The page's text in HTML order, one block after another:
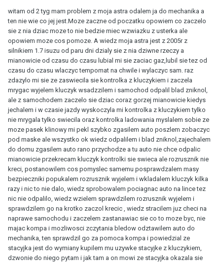
witam od 2 tyg mam problem z moja astra odalem ja do mechanika a
ten nie wie co jej jest.Moze zaczne od poczatku opowiem co zaczelo
sie z nia dziac moze to nie bedzie miec wzwiazku z usterka ale
opowiem moze cos pomoze. A wiedz moja astra jest z 2005r z
silnikiem 1.7 isuzu od paru dni dzialy sie z nia dziwne rzeczy a
mianowicie od czasu do czasu lubial mi sie zaciac gaz,lubil sie tez od
czasu do czasu wlaczyc tempomat na chwile i wylaczyc sam. raz
zdazylo mi sie ze zaswiecila sie kontrolka z kluczykiem i zaczela
mrygac wyjelem kluczyk wsadzzilem i samochod odpalil blad zniknol,
ale z samochodem zaczelo sie dziac coraz gorzej mianowicie kiedys
jechalem i w czasie jazdy wyskoczyla mi kontrolka z kluczykiem tylko
nie mrygala tylko swiecila oraz kontrolka ladowania myslalem sobie ze
moze pasek klinowy mi pekl szybko zgasilem auto poszlem zobaczyc
pod maske ale wszystko ok wiedz odpalilem i blad zniknol,zajechalem
do domu zgasilem auto rano przychodze a tu auto nie chce odpalic
mianowicie przekrecam kluczyk kontrolki sie swieca ale rozrusznik nie
kreci, postanowilem cos pomyslec samemu posprawdzalem masy
bezpieczniki popukalem rozrusznik wyjelem i wkladalem kluczyk kilka
razy i nic to nie dalo, wiedz sprobowalem pociagnac auto na lince tez
nic nie odpalilo, wiedz wzielem sprawdzilem rozrusznik wyjelem i
sprawdzilem go na krotko zaczol krecic , wiedz stracilem juz checi na
naprawe samochodu i zaczelem zastanawiac sie co to moze byc, nie
majac kompa i mozliwosci zczytania bledow odztawilem auto do
mechanika, ten sprawdzil go za pomoca kompa i powiedzial ze
stacyjka jest do wymiany kupilem mu uzywke stacyjke z kluczykiem,
dzwonie do niego pytam i jak tam a on mowi ze stacyjka okazala sie